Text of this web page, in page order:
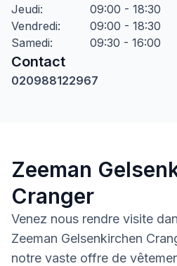
Jeudi:
09:00 - 18:30
Vendredi:
09:00 - 18:30
Samedi: 09:30 - 16:00
Contact
020988122967
Zeeman
Cranger
Venez nous rendre visite
Zeeman Gelsenkirchen
notre vaste offre de